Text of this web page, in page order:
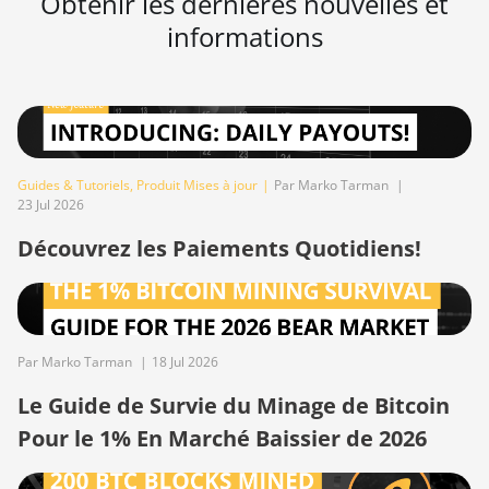
BITMAIN AntMiner
BITMAIN AntMiner
S17+
BITMAIN AntMiner
S19
S19 Pro
BITMAIN AntMiner
S19 Pro Hyd.
(184Th)
BITMAIN AntMiner
S19 Pro+ Hyd
informations
Guides & Tutoriels, Produit Mises à jour | Par Marko Tarman |
23 Jul 2026
Découvrez les Paiements Quotidiens!
Par Marko Tarman | 18 Jul 2026
Le Guide de Survie du Minage de Bitcoin
Pour le 1% En Marché Baissier de 2026